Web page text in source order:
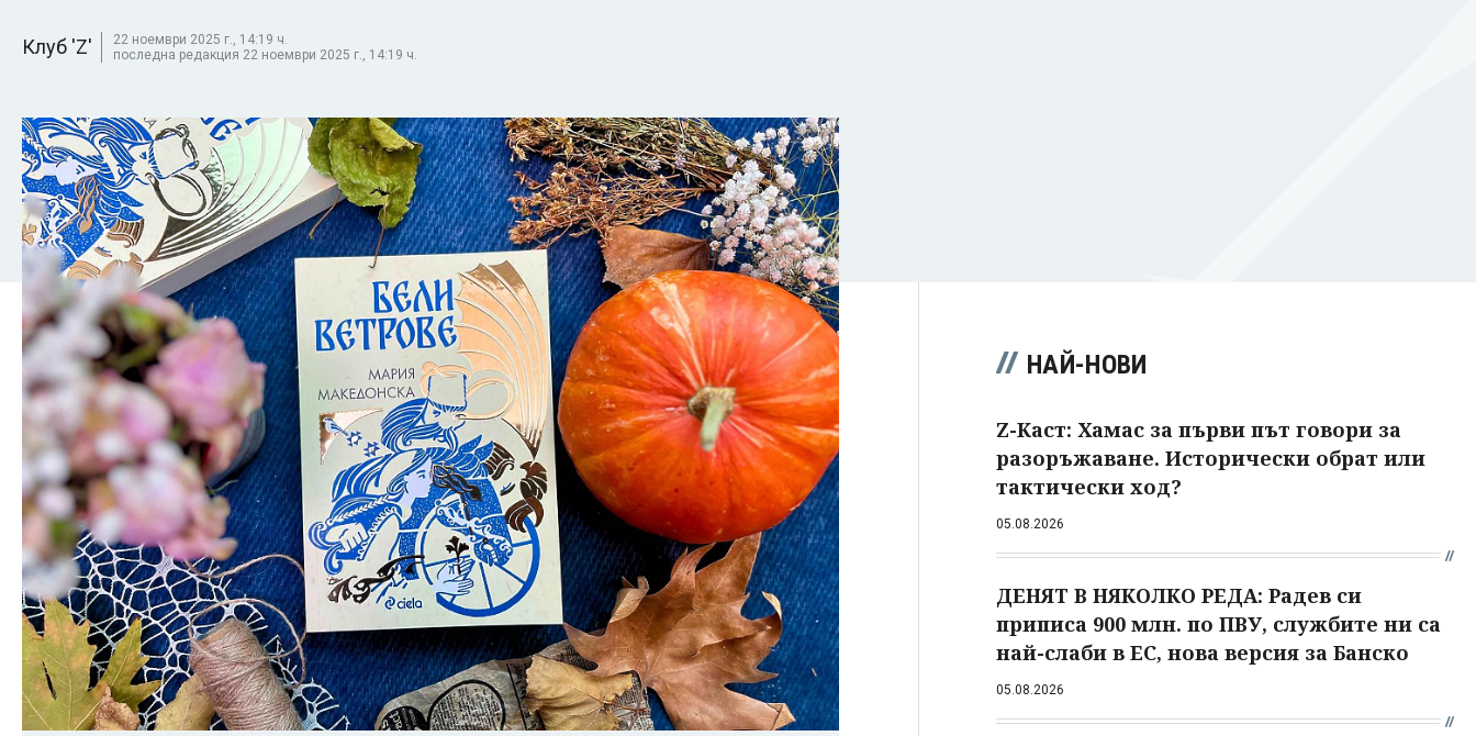
Клуб 'Z'
22 ноември 2025 г., 14:19 ч.
последна редакция 22 ноември 2025 г., 14:19 ч.
НАЙ-НОВИ
Z-Каст: Хамас за първи път говори за
разоръжаване. Исторически обрат или
тактически ход?
05.08.2026
ДЕНЯТ В НЯКОЛКО РЕДА: Радев си
приписа 900 млн. по ПВУ, службите ни са
най-слаби в ЕС, нова версия за Банско
05.08.2026